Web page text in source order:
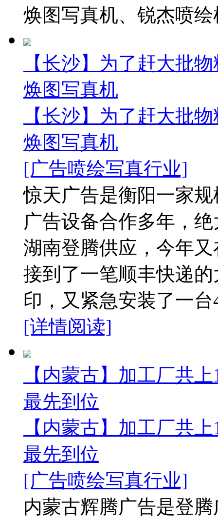
焕图写真机、锐杰喷绘
【长沙】为了赶大批
焕图写真机
【长沙】为了赶大批
焕图写真机
[广告喷绘写真行业]
惊天广告是衡阳一家
广告设备合作多年，
湖南登腾供应，今年
接到了一笔顺丰快递
印，又紧急安装了一
[详情阅读]
【内蒙古】加工厂共
最先到位
【内蒙古】加工厂共
最先到位
[广告喷绘写真行业]
内蒙古辉腾广告是登